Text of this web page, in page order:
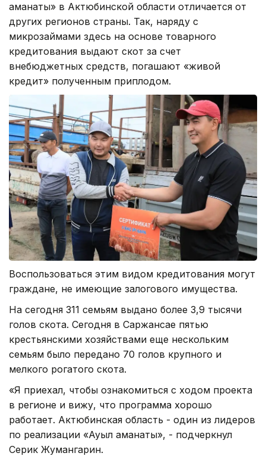
аманаты» в Актюбинской области отличается от
других регионов страны. Так, наряду с
микрозаймами здесь на основе товарного
кредитования выдают скот за счет
внебюджетных средств, погашают «живой
кредит» полученным приплодом.
Воспользоваться этим видом кредитования могут
граждане, не имеющие залогового имущества.
На сегодня 311 семьям выдано более 3,9 тысячи
голов скота. Сегодня в Саржансае пятью
крестьянскими хозяйствами еще нескольким
семьям было передано 70 голов крупного и
мелкого рогатого скота.
«Я приехал, чтобы ознакомиться с ходом проекта
в регионе и вижу, что программа хорошо
работает. Актюбинская область - один из лидеров
по реализации «Ауыл аманаты», - подчеркнул
Серик Жумангарин.